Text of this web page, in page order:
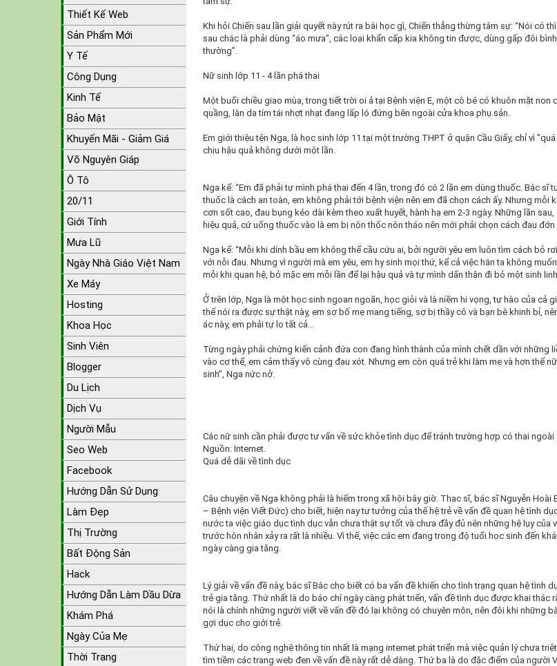
Khi hỏi Chiến sau lần giải quyết này rút ra bài học gì, Chiến thẳng thừng tâm sự: “Nói có
sau chắc là phải dùng “áo mưa”, các loại khẩn cấp kia không tin được, dùng gấp đôi
thường”.
Nữ sinh lớp 11 - 4 lần phá thai
Một buổi chiều giao mùa, trong tiết trời oi ả tại Bệnh viện E, một cô bé có khuôn mặt non
quầng, làn da tím tái nhợt nhạt đang lấp ló đứng bên ngoài cửa khoa phụ sản.
Em giới thiệu tên Nga, là học sinh lớp 11 tại một trường THPT ở quận Cầu Giấy, chỉ vì
chịu hậu quả không dưới một lần.
Nga kể: “Em đã phải tự mình phá thai đến 4 lần, trong đó có 2 lần em dùng thuốc. Bác sĩ
thuốc là cách an toàn, em không phải tới bệnh viện nên em đã chọn cách ấy. Nhưng mỗi
cơn sốt cao, đau bụng kéo dài kèm theo xuất huyết, hành hạ em 2-3 ngày. Những lần
hiệu quả, cứ uống thuốc vào là em bị nôn thốc nôn tháo nên mới phải chọn cách đau đớn
Nga kể: “Mỗi khi dính bầu em không thể cầu cứu ai, bởi người yêu em luôn tìm cách bỏ
với nỗi đau. Nhưng vì người mà em yêu, em hy sinh mọi thứ, kể cả việc hắn ta không
mỗi khi quan hệ, bỏ mặc em mỗi lần để lại hậu quả và tự mình dấn thân đi bỏ một sinh
Ở trên lớp, Nga là một học sinh ngoan ngoãn, học giỏi và là niềm hi vọng, tự hào của cả
thể nói ra được sự thật này, em sợ bố mẹ mang tiếng, sợ bị thầy cô và bạn bè khinh bỉ,
ác này, em phải tự lo tất cả…
Từng ngày phải chứng kiến cảnh đứa con đang hình thành của mình chết dần với những
vào cơ thể, em cảm thấy vô cùng đau xót. Nhưng em còn quá trẻ khi làm mẹ và hơn thế
sinh”, Nga nức nở.
Các nữ sinh cần phải được tư vấn về sức khỏe tình dục để tránh trường hợp có thai ngoài
Nguồn: Internet.
Quá dễ dãi về tình dục
Câu chuyện về Nga không phải là hiếm trong xã hội bây giờ. Thạc sĩ, bác sĩ Nguyễn Hoài
– Bệnh viện Viết Đức) cho biết, hiện nay tư tưởng của thế hệ trẻ về vấn đề quan hệ tình
nước ta việc giáo dục tình dục vẫn chưa thật sự tốt và chưa đầy đủ nên những hệ lụy của
trước hôn nhân xảy ra rất là nhiều. Vì thế, việc các em đang trong độ tuổi học sinh đến
ngày càng gia tăng.
Lý giải về vấn đề này, bác sĩ Bắc cho biết có ba vấn đề khiến cho tình trạng quan hệ tình
trẻ gia tăng. Thứ nhất là do báo chí ngày càng phát triển, vấn đề tình dục được khai thác
nói là chính những người viết về vấn đề đó lại không có chuyên môn, nên đôi khi những
gợi dục cho giới trẻ.
Thứ hai, do công nghệ thông tin nhất là mạng internet phát triển mà việc quản lý chưa
tìm tiềm các trang web đen về vấn đề này rất dễ dàng. Thứ ba là do đặc điểm của người
Thiết Kế Web
Sản Phẩm Mới
Y Tế
Công Dụng
Kinh Tế
Bảo Mật
Khuyến Mãi - Giảm Giá
Võ Nguyên Giáp
Ô Tô
20/11
Giới Tính
Mưa Lũ
Ngày Nhà Giáo Việt Nam
Xe Máy
Hosting
Khoa Học
Sinh Viên
Blogger
Du Lịch
Dịch Vụ
Người Mẫu
Seo Web
Facebook
Hướng Dẫn Sử Dụng
Làm Đẹp
Thị Trường
Bất Động Sản
Hack
Hướng Dẫn Làm Dầu Dừa
Khám Phá
Ngày Của Mẹ
Thời Trang